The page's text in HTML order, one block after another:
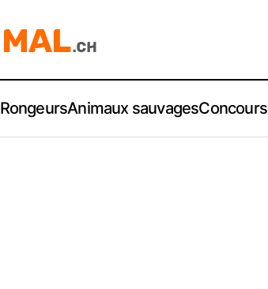
RongeursAnimaux sauvagesConcours